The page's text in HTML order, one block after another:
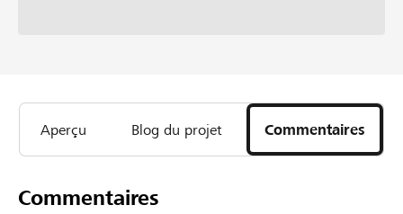
Aperçu Blog du projet Commentaires
Commentaires